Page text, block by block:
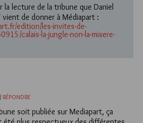
la lecture de la tribune que Daniel
vient de donner à Médiapart :
edition/les-invites-de-
calais-la-jungle-non-la-misere-
RÉPONDRE
soit publiée sur Mediapart, ça